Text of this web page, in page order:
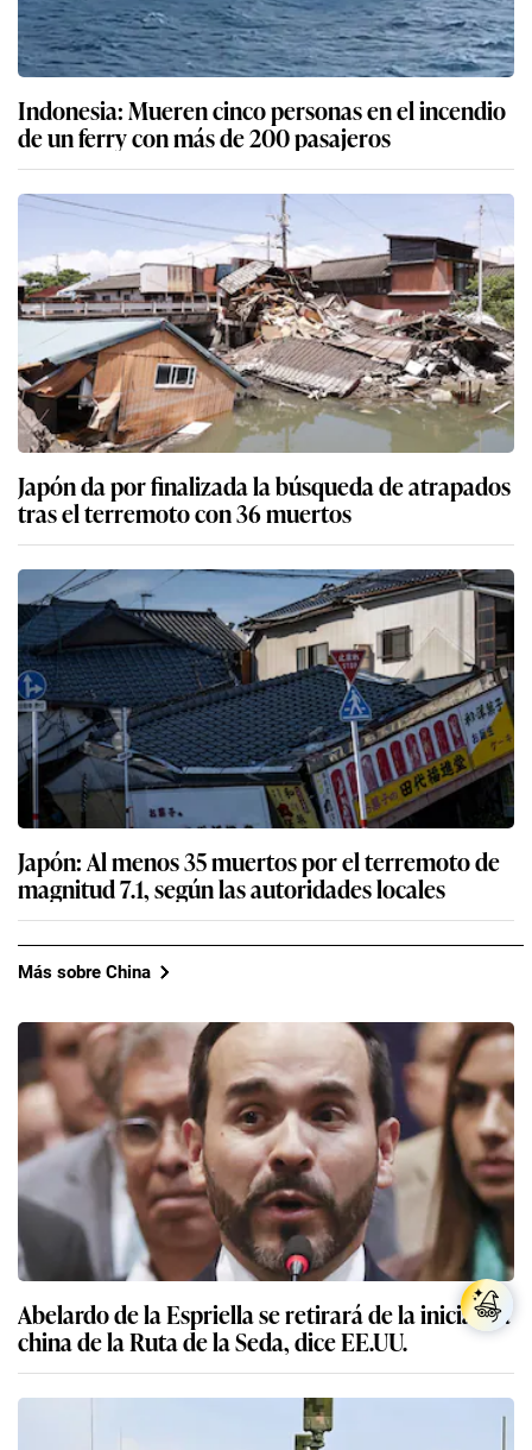
Indonesia: Mueren cinco personas en el incendio
de un ferry con más de 200 pasajeros
Japón da por finalizada la búsqueda de atrapados
tras el terremoto con 36 muertos
Japón: Al menos 35 muertos por el terremoto de
magnitud 7.1, según las autoridades locales
Más sobre China
Abelardo de la Espriella se retirará de la iniciativa
china de la Ruta de la Seda, dice EE.UU.